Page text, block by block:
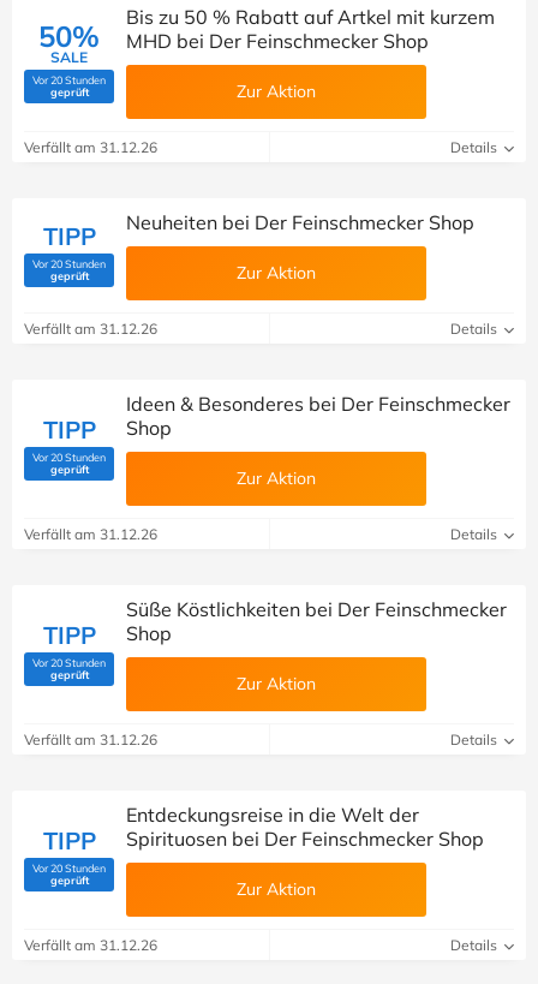
50%
SALE
Vor 20 Stunden
geprüft(Von Savoo geprüft)
Bis zu 50 % Rabatt auf Artkel mit kurzem
MHD bei Der Feinschmecker Shop
Zur Aktion
Verfällt am 31.12.26 Details
TIPP
Vor 20 Stunden
geprüft(Von Savoo geprüft)
Neuheiten bei Der Feinschmecker Shop
Zur Aktion
Verfällt am 31.12.26 Details
TIPP
Vor 20 Stunden
geprüft(Von Savoo geprüft)
Ideen & Besonderes bei Der Feinschmecker
Shop
Zur Aktion
Verfällt am 31.12.26 Details
TIPP
Vor 20 Stunden
geprüft(Von Savoo geprüft)
Süße Köstlichkeiten bei Der Feinschmecker
Shop
Zur Aktion
Verfällt am 31.12.26 Details
TIPP
Vor 20 Stunden
geprüft(Von Savoo geprüft)
Entdeckungsreise in die Welt der
Spirituosen bei Der Feinschmecker Shop
Zur Aktion
Verfällt am 31.12.26 Details